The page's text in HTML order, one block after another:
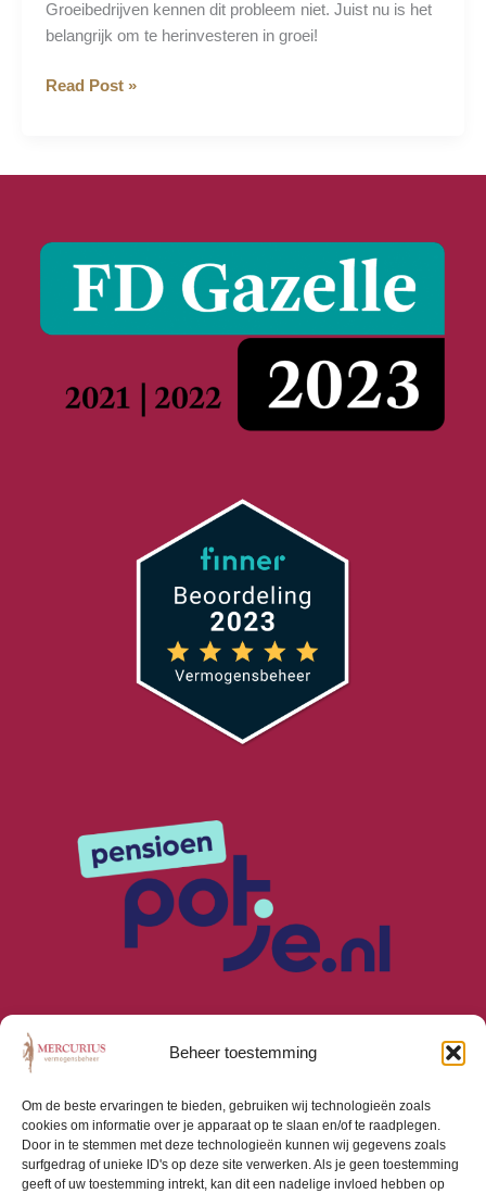
Beheer toestemming
Om de beste ervaringen te bieden, gebruiken wij technologieën zoals
cookies om informatie over je apparaat op te slaan en/of te raadplegen.
Door in te stemmen met deze technologieën kunnen wij gegevens zoals
surfgedrag of unieke ID's op deze site verwerken. Als je geen toestemming
geeft of uw toestemming intrekt, kan dit een nadelige invloed hebben op
Groeibedrijven kennen dit probleem niet. Juist nu is het
belangrijk om te herinvesteren in groei!
Bedrijven
Read Post »
Algemene Voorwaarden
Privacyverklaring
Cookiebeleid (EU)